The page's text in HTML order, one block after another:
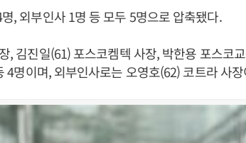
, 외부인사 1명 등 모두 5명으로 압축됐다.
, 김진일(61) 포스코켐텍 사장, 박한용 포스코
4명이며, 외부인사로는 오영호(62) 코트라 사